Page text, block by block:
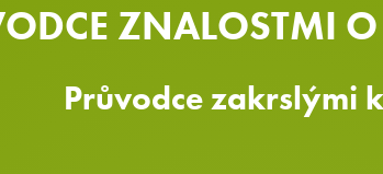
ZNALOSTMI
Průvodce zakrslými